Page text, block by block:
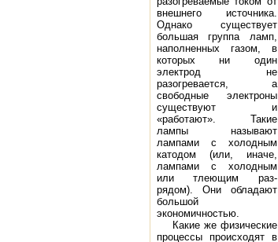
внешнего источника.
Однако существует
большая группа ламп,
наполненных газом, в
которых ни один
электрод не
разогревается, а
свободные элек­троны
существуют и
«работают». Такие
лампы называют
лампами с холодным
катодом (или, иначе,
лампами с холодным
или тлеющим раз­
рядом). Они обладают
большой
экономичностью.
Какие же физические
процессы происходят в